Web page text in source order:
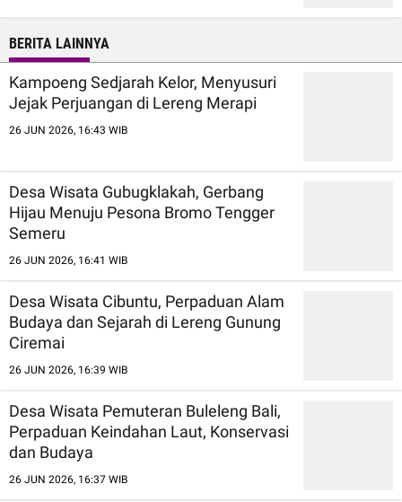
BERITA LAINNYA
Kampoeng Sedjarah Kelor, Menyusuri
Jejak Perjuangan di Lereng Merapi
26 JUN 2026, 16:43 WIB
Desa Wisata Gubugklakah, Gerbang
Hijau Menuju Pesona Bromo Tengger
Semeru
26 JUN 2026, 16:41 WIB
Desa Wisata Cibuntu, Perpaduan Alam
Budaya dan Sejarah di Lereng Gunung
Ciremai
26 JUN 2026, 16:39 WIB
Desa Wisata Pemuteran Buleleng Bali,
Perpaduan Keindahan Laut, Konservasi
dan Budaya
26 JUN 2026, 16:37 WIB